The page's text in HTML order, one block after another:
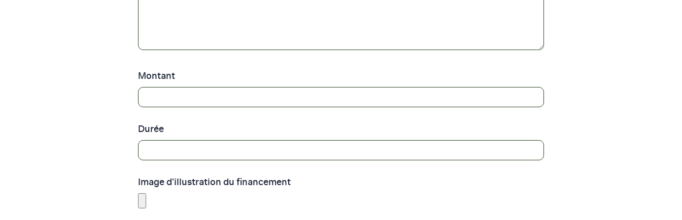
Montant
Durée
Image d'illustration du financement